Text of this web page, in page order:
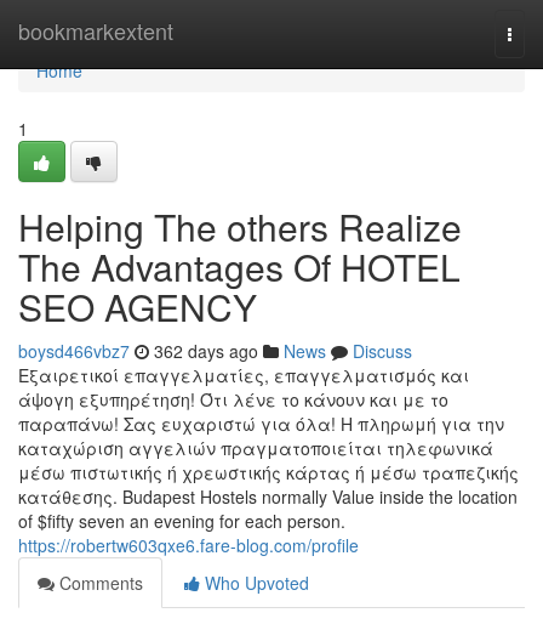
bookmarkextent
Home
Home
1
Helping The others Realize
The Advantages Of HOTEL
SEO AGENCY
boysd466vbz7 362 days ago News
Discuss
Εξαιρετικοί επαγγελματίες, επαγγελματισμός και
άψογη εξυπηρέτηση! Ότι λένε το κάνουν και με το
παραπάνω! Σας ευχαριστώ για όλα! Η πληρωμή για την
καταχώριση αγγελιών πραγματοποιείται τηλεφωνικά
μέσω πιστωτικής ή χρεωστικής κάρτας ή μέσω τραπεζικής
κατάθεσης. Budapest Hostels normally Value inside the location
of $fifty seven an evening for each person.
https://robertw603qxe6.fare-blog.com/profile
Comments
Who Upvoted